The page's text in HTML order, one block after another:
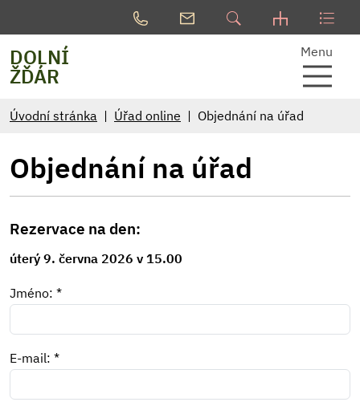
DOLNÍ
ŽĎÁR
Menu
Úvodní stránka Úřad online Objednání na úřad
Objednání na úřad
Rezervace na den:
úterý 9. června 2026 v 15.00
Jméno: *
E-mail: *